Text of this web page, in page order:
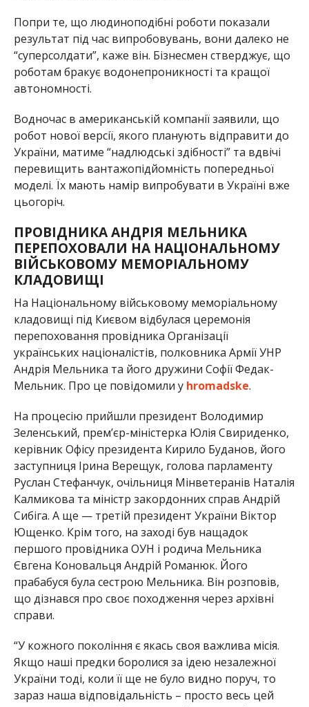
Попри те, що людиноподібні роботи показали
результат під час випробовувань, вони далеко не
“суперсолдати”, каже він. Бізнесмен стверджує, що
роботам бракує водонепроникності та кращої
автономності.
Водночас в американській компанії заявили, що
робот нової версії, якого планують відправити до
України, матиме “надлюдські здібності” та вдвічі
перевищить вантажопідйомність попередньої
моделі. Їх мають намір випробувати в Україні вже
цьогоріч.
ПРОВІДНИКА АНДРІЯ МЕЛЬНИКА
ПЕРЕПОХОВАЛИ НА НАЦІОНАЛЬНОМУ
ВІЙСЬКОВОМУ МЕМОРІАЛЬНОМУ
КЛАДОВИЩІ
На Національному військовому меморіальному
кладовищі під Києвом відбулася церемонія
перепоховання провідника Організації
українських націоналістів, полковника Армії УНР
Андрія Мельника та його дружини Софії Федак-
Мельник. Про це повідомили у hromadske.
На процесію прийшли президент Володимир
Зеленський, прем’єр-міністерка Юлія Свириденко,
керівник Офісу президента Кирило Буданов, його
заступниця Ірина Верещук, голова парламенту
Руслан Стефанчук, очільниця Мінветеранів Наталія
Калмикова та міністр закордонних справ Андрій
Сибіга. А ще — третій президент України Віктор
Ющенко. Крім того, на заході був нащадок
першого провідника ОУН і родича Мельника
Євгена Коновальця Андрій Романюк. Його
прабабуся була сестрою Мельника. Він розповів,
що дізнався про своє походження через архівні
справи.
“У кожного покоління є якась своя важлива місія.
Якщо наші предки боролися за ідею незалежної
України тоді, коли її ще не було видно поруч, то
зараз наша відповідальність – просто весь цей